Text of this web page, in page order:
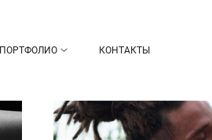
ПОРТФОЛИО КОНТАКТЫ